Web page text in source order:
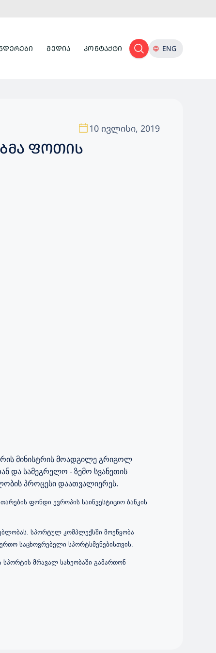
ᲛᲔᲓᲘᲐ ᲙᲝᲜᲢᲐᲥᲢᲘ ENG
10 ივლისი, 2019
ᲤᲝᲗᲘᲡ
მინისტრის მოადგილე გრიგოლ
და სამეგრელო - ზემო სვანეთის
პროცესი დაათვალიერეს.
ფონდი ევროპის საინვესტიციო ბანკის
სპორტულ კომპლექსში მოეწყობა
საცხოვრებელი სპორტსმენებისთვის.
მრავალ სახეობაში გამართონ